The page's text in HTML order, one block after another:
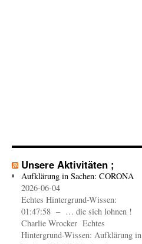
Unsere Aktivitäten ;
Aufklärung in Sachen: CORONA
2026-06-04
Echtes Hintergrund-Wissen:
01:47:58 – … die sich lohnen !
Charlie Wrocker Echtes
Hintergrund-Wissen: Aufklärung in